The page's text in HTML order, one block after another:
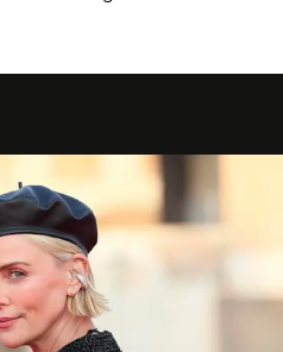
positive” per